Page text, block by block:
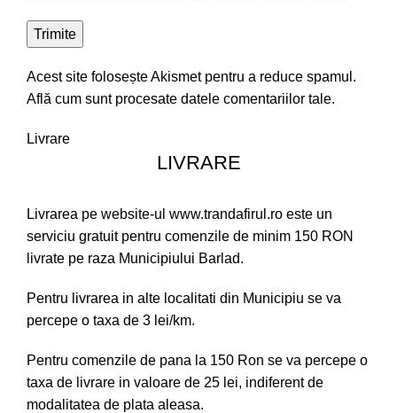
Acest site folosește Akismet pentru a reduce spamul.
Află cum sunt procesate datele comentariilor tale.
Livrare
LIVRARE
Livrarea pe website-ul www.trandafirul.ro este un
serviciu gratuit pentru comenzile de minim 150 RON
livrate pe raza Municipiului Barlad.
Pentru livrarea in alte localitati din Municipiu se va
percepe o taxa de 3 lei/km.
Pentru comenzile de pana la 150 Ron se va percepe o
taxa de livrare in valoare de 25 lei, indiferent de
modalitatea de plata aleasa.